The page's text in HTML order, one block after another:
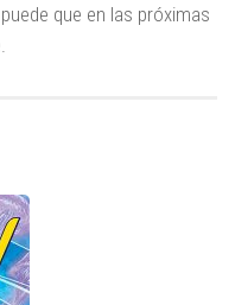
que en las próximas